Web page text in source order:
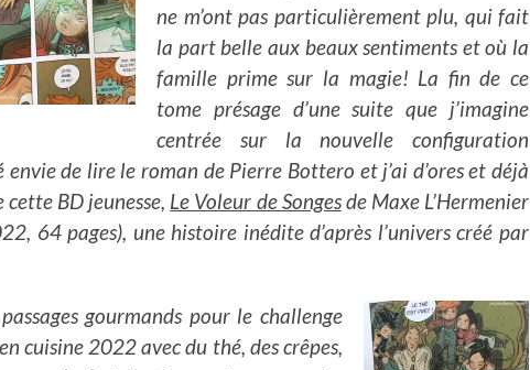
ne m’ont pas particulièrement plu, qui fait
la part belle aux beaux sentiments et où la
famille prime sur la magie! La fin de ce
tome présage d’une suite que j’imagine
centrée sur la nouvelle configuration
envie de lire le roman de Pierre Bottero et j’ai d’ores et déjà
BD jeunesse, Le Voleur de Songesde Maxe L’Hermenier
64 pages), une histoire inédite d’après l’univers créé par
gourmands pour le challenge
cuisine 2022 avec du thé, des crêpes,